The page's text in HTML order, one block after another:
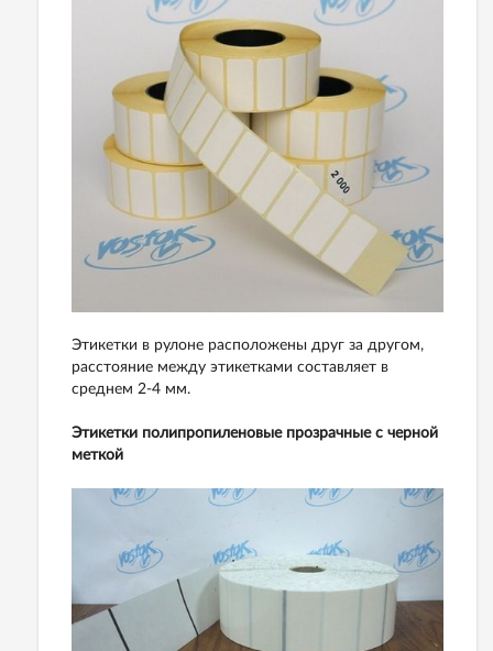
Этикетки в рулоне расположены друг за другом,
расстояние между этикетками составляет в
среднем 2-4 мм.
Этикетки полипропиленовые прозрачные с черной
меткой